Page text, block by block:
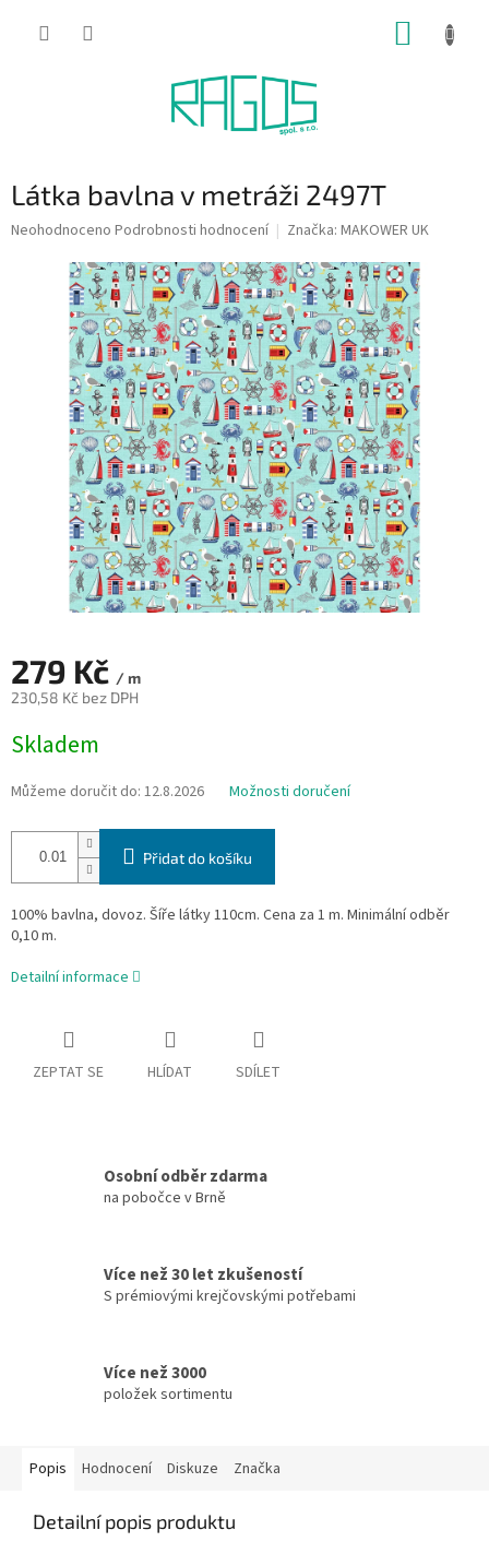
Látka bavlna v metráži 2497T
Průměrné
produktu
hvězdiček.
Neohodnoceno Podrobnosti hodnocení Značka: MAKOWER UK
279 Kč / m
230,58 Kč bez DPH
cena:
Skladem
Můžeme doručit do: 12.8.2026 Možnosti doručení
Přidat do košíku
100% bavlna, dovoz. Šíře látky 110cm. Cena za 1 m. Minimální odběr
0,10 m.
Detailní informace
ZEPTAT SE HLÍDAT SDÍLET
Osobní odběr zdarma
na pobočce v Brně
Více než 30 let zkušeností
S prémiovými krejčovskými potřebami
Více než 3000
položek sortimentu
Popis Hodnocení Diskuze Značka
Detailní popis produktu